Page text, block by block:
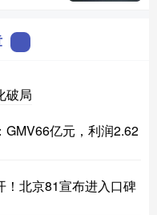
破局
GMV66亿元，利润2.62
！北京81宣布进入口碑